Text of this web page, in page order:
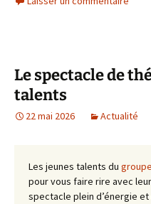
Le spectacle de
talents
22 mai 2026 Actualité
Les jeunes talents du
pour vous faire rire avec
spectacle plein d’énergie